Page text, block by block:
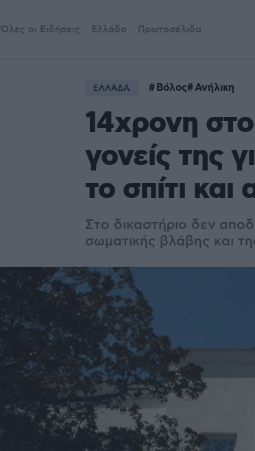
Όλες οι Ειδήσεις Ελλάδα Πρωτοσέλιδα
ΕΛΛΑΔΑ Βόλος Ανήλικη
14χρονη
γονείς της
το σπίτι και
Στο δικαστήριο δεν
σωματικής βλάβης και